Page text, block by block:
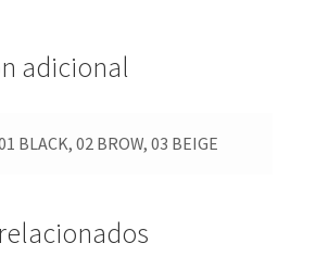
adicional
BLACK, 02 BROW, 03 BEIGE